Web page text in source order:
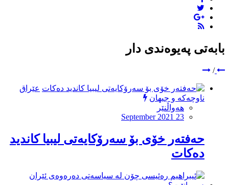
بابەتی پەیوەندی دار
/
عێراق
ناوچەکە و جیهان
هەواڵنێر
September 2021 23
حه‌فته‌ر خۆى بۆ سه‌رۆكایه‌تى لیبیا كاندید
ده‌كات